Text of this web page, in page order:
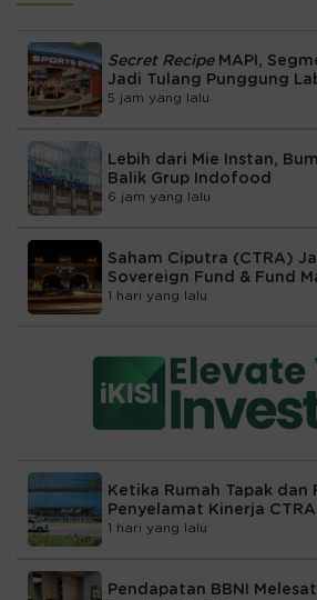
Secret RecipeMAPI,
Jadi Tulang Punggung
5 jam yang lalu
Lebih dari Mie Instan,
Balik Grup Indofood
6 jam yang lalu
Saham Ciputra (CTRA)
Sovereign Fund & Fund
1 hari yang lalu
Ketika Rumah Tapak dan
Penyelamat Kinerja CTRA
1 hari yang lalu
Pendapatan BBNI Melesat